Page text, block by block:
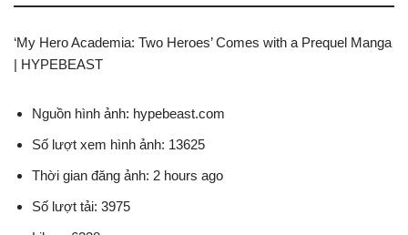
‘My Hero Academia: Two Heroes’ Comes with a Prequel Manga
| HYPEBEAST
Nguồn hình ảnh: hypebeast.com
Số lượt xem hình ảnh: 13625
Thời gian đăng ảnh: 2 hours ago
Số lượt tải: 3975